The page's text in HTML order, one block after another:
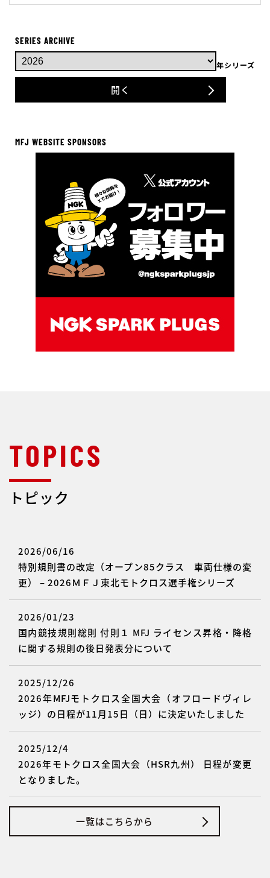
SERIES ARCHIVE
年シリーズ
開く
MFJ WEBSITE SPONSORS
トピック
2026/06/16
特別規則書の改定（オープン85クラス 車両仕様の変
更） – 2026ＭＦＪ東北モトクロス選手権シリーズ
2026/01/23
国内競技規則総則 付則１ MFJ ライセンス昇格・降格
に関する規則の後日発表分について
2025/12/26
2026年MFJモトクロス全国大会（オフロードヴィレ
ッジ）の日程が11月15日（日）に決定いたしました
2025/12/4
2026年モトクロス全国大会（HSR九州） 日程が変更
となりました。
一覧はこちらから